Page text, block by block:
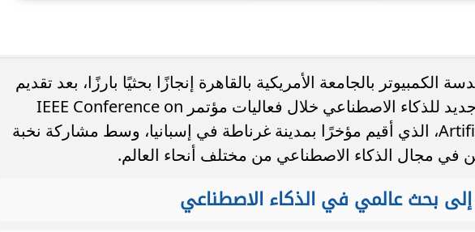
بالجامعة الأمريكية بالقاهرة إنجازًا بحثيًا بارزًا، بعد تقديم
بحث مبتكر حول نموذج جديد للذكاء الاصطناعي خلال فعاليات مؤتمر IEEE Conference on
Artificial Intelligence 2026، الذي أقيم مؤخرًا بمدينة غرناطة في إسبانيا، وسط مشاركة نخبة
في مجال الذكاء الاصطناعي من مختلف أنحاء العالم.
بحث عالمي في الذكاء الاصطناعي
تظلمات الثانوية العامة 2026.. التعليم تحدد
الضوابط والموعد النهائي وخطوات تقديم
الطلب
جامعة دمنهور تكشف تفاصيل كلية الطب
البيطري.. 24 قسمًا و3 برامج مميزة...